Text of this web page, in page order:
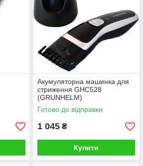
Акумуляторна машинка для
стриження GHC528
(GRUNHELM)
Готово до відправки
1 045 ₴
Купити